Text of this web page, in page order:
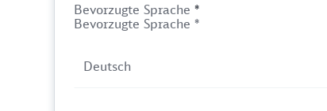
Bevorzugte Sprache *
Bevorzugte Sprache *